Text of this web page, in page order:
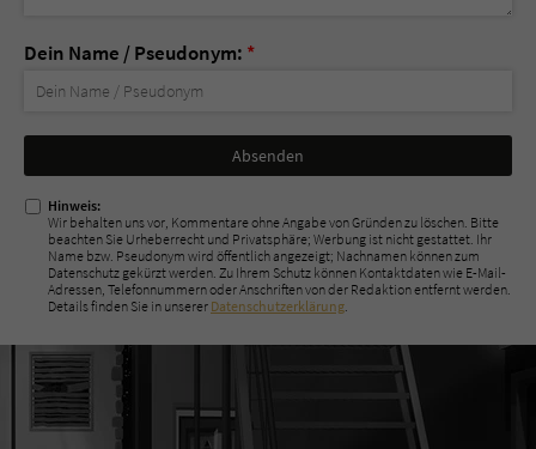
Dein Name / Pseudonym: *
Nicht
ausfüllen!
Hinweis:
Wir behalten uns vor, Kommentare ohne Angabe von Gründen zu löschen. Bitte
beachten Sie Urheberrecht und Privatsphäre; Werbung ist nicht gestattet. Ihr
Name bzw. Pseudonym wird öffentlich angezeigt; Nachnamen können zum
Datenschutz gekürzt werden. Zu Ihrem Schutz können Kontaktdaten wie E-Mail-
Adressen, Telefonnummern oder Anschriften von der Redaktion entfernt werden.
Details finden Sie in unserer Datenschutzerklärung.